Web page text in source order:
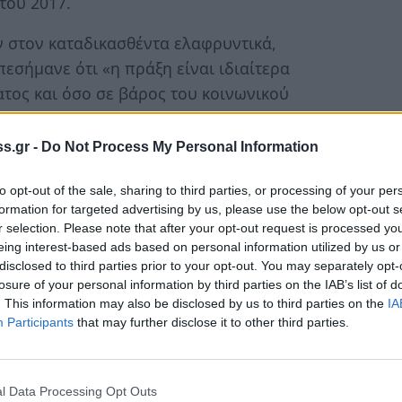
- Do Not Process My Personal Information
opt-out of the sale, sharing to third parties, or processing of your
for targeted advertising by us, please use the below opt-out
selection. Please note that after your opt-out request is processed
interest-based ads based on personal information utilized by us
to third parties prior to your opt-out. You may separately
of your personal information by third parties on the IAB’s list of
This information may also be disclosed by us to third parties on the
Participants that may further disclose it to other third parties.
Data Processing Opt Outs
καταδικασθέντα ελαφρυντικά,
ότι «η πράξη είναι ιδιαίτερα
και όσο σε βάρος του κοινωνικού
στο σύνολο της, την εισαγγελική
ρίχνοντας πυροβολισμούς στον αέρα κατά
τον κίνδυνο, έκοψε το νήμα της ζωής του
μακριά από το σπίτι της οικογένειας Ρομά
μητέρα και δασκάλα του στην Ε'
του στην γιορτή που είχαν οργανώσει.
χτύπησε το κεφάλι του παιδιού